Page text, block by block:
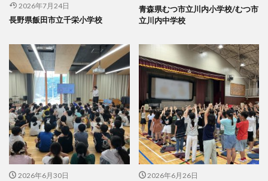
2026年7月24日
長野県飯田市立千栄小学校
青森県むつ市立川内小学校/むつ市
立川内中学校
2026年6月30日
2026年6月26日